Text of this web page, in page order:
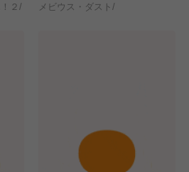
２/ メビウス・ダスト/